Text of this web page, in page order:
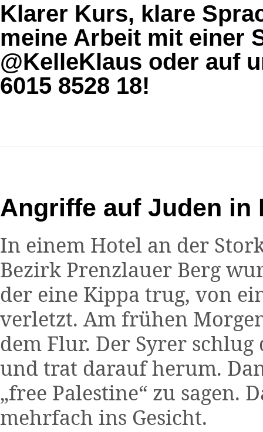
Klarer Kurs, klare
meine Arbeit mit einer
@KelleKlaus oder auf
6015 8528 18!
Angriffe auf Juden in
In einem Hotel an der
Bezirk Prenzlauer Berg
der eine Kippa trug, von
verletzt. Am frühen
dem Flur. Der Syrer
und trat darauf herum.
„free Palestine“ zu sagen.
mehrfach ins Gesicht.